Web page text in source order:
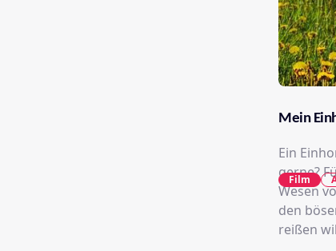
Mein
Ein
gerne?
Wesen
den
reißen
Film